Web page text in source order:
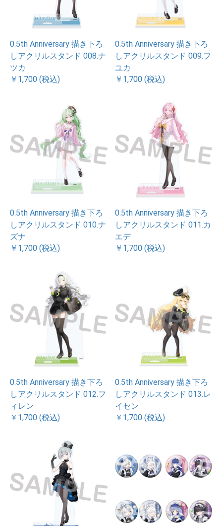
0.5th Anniversary 描き下ろ
しアクリルスタンド 008.ナ
ツカ
￥1,700 (税込)
0.5th Anniversary 描き下ろ
しアクリルスタンド 009.フ
ユカ
￥1,700 (税込)
0.5th Anniversary 描き下ろ
しアクリルスタンド 010.ナ
ズナ
￥1,700 (税込)
0.5th Anniversary 描き下ろ
しアクリルスタンド 011.カ
エデ
￥1,700 (税込)
0.5th Anniversary 描き下ろ
しアクリルスタンド 012.フ
ィレン
￥1,700 (税込)
0.5th Anniversary 描き下ろ
しアクリルスタンド 013.レ
イセン
￥1,700 (税込)